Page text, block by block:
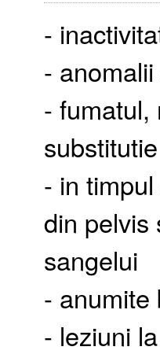
-
-
- fumatul,
- in
din pelvis
sangelui
- anumite
- leziuni